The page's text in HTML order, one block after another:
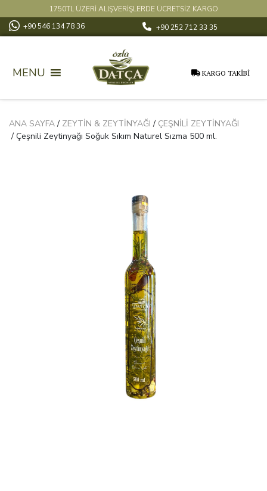
1750TL ÜZERİ ALIŞVERİŞLERDE ÜCRETSİZ KARGO
+90 546 134 78 36
+90 252 712 33 35
MENU KARGO TAKİBİ
ANA SAYFA/ ZEYTIN & ZEYTINYAĞI / ÇEŞNILI ZEYTINYAĞI
/ Çeşnili Zeytinyağı Soğuk Sıkım Naturel Sızma 500 ml.